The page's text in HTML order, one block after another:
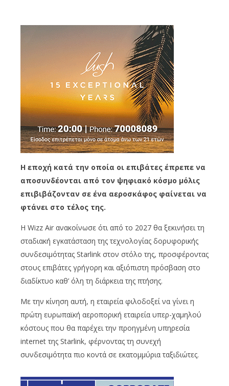
Η εποχή κατά την οποία οι επιβάτες έπρεπε να
αποσυνδέονται από τον ψηφιακό κόσμο μόλις
επιβιβάζονταν σε ένα αεροσκάφος φαίνεται να
φτάνει στο τέλος της.
Η Wizz Air ανακοίνωσε ότι από το 2027 θα ξεκινήσει τη
σταδιακή εγκατάσταση της τεχνολογίας δορυφορικής
συνδεσιμότητας Starlink στον στόλο της, προσφέροντας
στους επιβάτες γρήγορη και αξιόπιστη πρόσβαση στο
διαδίκτυο καθ’ όλη τη διάρκεια της πτήσης.
Με την κίνηση αυτή, η εταιρεία φιλοδοξεί να γίνει η
πρώτη ευρωπαϊκή αεροπορική εταιρεία υπερ-χαμηλού
κόστους που θα παρέχει την προηγμένη υπηρεσία
internet της Starlink, φέρνοντας τη συνεχή
συνδεσιμότητα πιο κοντά σε εκατομμύρια ταξιδιώτες.